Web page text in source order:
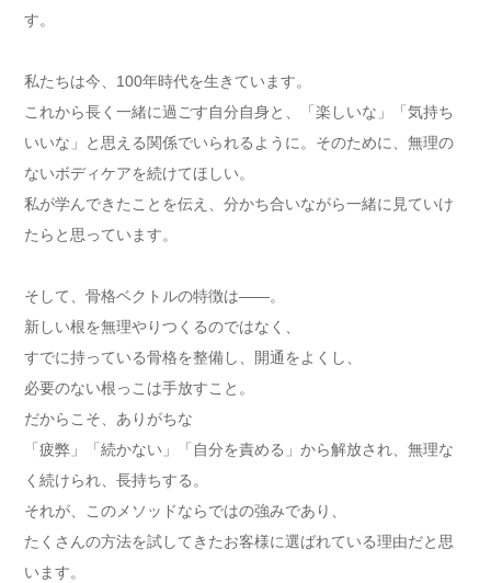
す。
私たちは今、100年時代を生きています。
これから長く一緒に過ごす自分自身と、「楽しいな」「気持ち
いいな」と思える関係でいられるように。そのために、無理の
ないボディケアを続けてほしい。
私が学んできたことを伝え、分かち合いながら一緒に見ていけ
たらと思っています。
そして、骨格ベクトルの特徴は――。
新しい根を無理やりつくるのではなく、
すでに持っている骨格を整備し、開通をよくし、
必要のない根っこは手放すこと。
だからこそ、ありがちな
「疲弊」「続かない」「自分を責める」から解放され、無理な
く続けられ、長持ちする。
それが、このメソッドならではの強みであり、
たくさんの方法を試してきたお客様に選ばれている理由だと思
います。